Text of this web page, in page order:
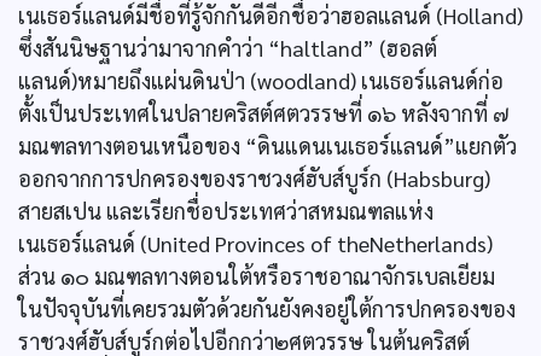
เนเธอร์แลนด์มีชื่อที่รู้จักกันดีอีกชื่อว่าฮอลแลนด์ (Holland)
ซึ่งสันนิษฐานว่ามาจากคำว่า “haltland” (ฮอลต์
แลนด์)หมายถึงแผ่นดินป่า (woodland) เนเธอร์แลนด์ก่อ
ตั้งเป็นประเทศในปลายคริสต์ศตวรรษที่ ๑๖ หลังจากที่ ๗
มณฑลทางตอนเหนือของ “ดินแดนเนเธอร์แลนด์”แยกตัว
ออกจากการปกครองของราชวงศ์ฮับส์บูร์ก (Habsburg)
สายสเปน และเรียกชื่อประเทศว่าสหมณฑลแห่ง
เนเธอร์แลนด์ (United Provinces of theNetherlands)
ส่วน ๑๐ มณฑลทางตอนใต้หรือราชอาณาจักรเบลเยียม
ในปัจจุบันที่เคยรวมตัวด้วยกันยังคงอยู่ใต้การปกครองของ
ราชวงศ์ฮับส์บูร์กต่อไปอีกกว่า๒ศตวรรษ ในต้นคริสต์